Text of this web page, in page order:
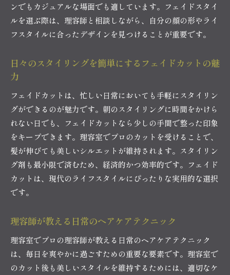
ンでもカジュアルな場面でも適しています。フェイドスタイ
ルを選ぶ際は、理容師と相談しながら、自分の顔の形やライ
フスタイルに合ったデザインを見つけることが重要です。
日々のスタイリングを簡単にするフェイドカットの魅
力
フェイドカットは、忙しい日常においても手軽にスタイリン
グができるのが魅力です。朝のスタイリングに時間をかけら
れない日でも、フェイドカットなら少しの手間で整った印象
をキープできます。理容室でプロのカットを受けることで、
髪が伸びても美しいシルエットが維持されます。スタイリン
グ剤も最小限で済むため、経済的かつ効率的です。フェイド
カットは、現代のライフスタイルにぴったりな実用的な選択
です。
理容師が教える日常のヘアケアテクニック
理容室でプロの理容師が教える日常のヘアケアテクニック
は、毎日を爽やかに過ごすための重要な要素です。理容室で
のカット後も美しいスタイルを維持するためには、適切なケ